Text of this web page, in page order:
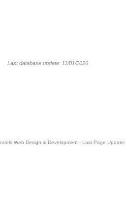
Last database update: 11/01/2026
Web Design & Development - Last Page